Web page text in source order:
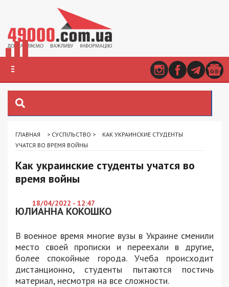
ГЛАВНАЯ > СУСПІЛЬСТВО >
КАК УКРАИНСКИЕ СТУДЕНТЫ
УЧАТСЯ ВО ВРЕМЯ ВОЙНЫ
Как украинские студенты учатся во
время войны
18/04/2022 - 12:47
ЮЛИАННА КОКОШКО
В военное время многие вузы в Украине сменили
место своей прописки и переехали в другие,
более спокойные города. Учеба происходит
дистанционно, студенты пытаются постичь
материал, несмотря на все сложности.